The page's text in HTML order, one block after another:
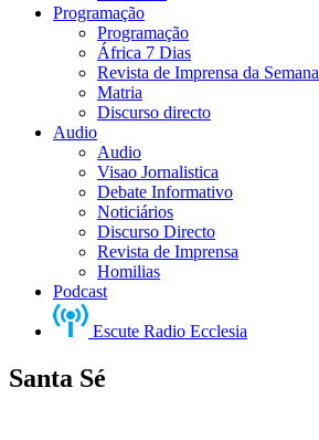
Programação
Programação
África 7 Dias
Revista de Imprensa da Semana
Matria
Discurso directo
Audio
Audio
Visao Jornalistica
Debate Informativo
Noticiários
Discurso Directo
Revista de Imprensa
Homilias
Podcast
Escute Radio Ecclesia
Santa Sé